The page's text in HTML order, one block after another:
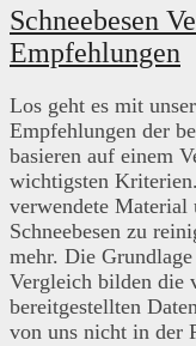
Schneebesen
Empfehlungen
Los geht es mit
Empfehlungen der
basieren auf einem
wichtigsten
verwendete
Schneebesen zu
mehr. Die Grundlage
Vergleich bilden die
bereitgestellten
von uns nicht in der